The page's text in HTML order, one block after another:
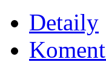
Detaily